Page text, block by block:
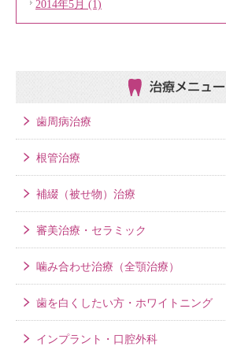
2014年5月 (1)
治療メニュー
歯周病治療
根管治療
補綴（被せ物）治療
審美治療・セラミック
噛み合わせ治療（全顎治療）
歯を白くしたい方・ホワイトニング
インプラント・口腔外科